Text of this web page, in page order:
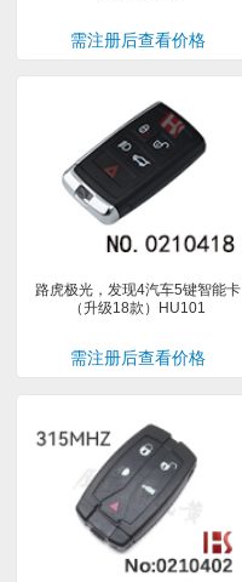
需注册后查看价格
路虎极光，发现4汽车5键智能卡
（升级18款）HU101
需注册后查看价格